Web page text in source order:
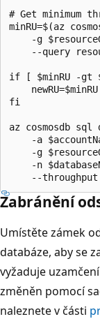
# Get minimum
minRU=$(az
-g
--query
if [ $minRU -gt
    newRU=$minRU
fi
az cosmosdb
-a
-g
-n
Zabránění
Umístěte zámek
databáze, aby se
vyžaduje
změněn pomocí
naleznete v části